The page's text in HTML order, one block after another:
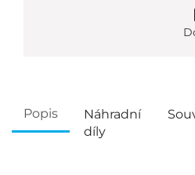
Popis
Náhradní
díly